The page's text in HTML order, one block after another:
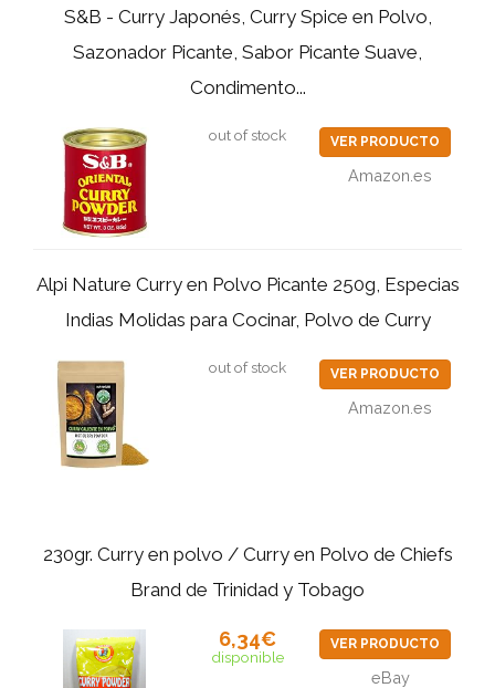
S&B - Curry Japonés, Curry Spice en Polvo,
Sazonador Picante, Sabor Picante Suave,
Condimento...
out of stock VER PRODUCTO
Amazon.es
Alpi Nature Curry en Polvo Picante 250g, Especias
Indias Molidas para Cocinar, Polvo de Curry
out of stock VER PRODUCTO
Amazon.es
230gr. Curry en polvo / Curry en Polvo de Chiefs
Brand de Trinidad y Tobago
6,34€
disponible
VER PRODUCTO
eBay